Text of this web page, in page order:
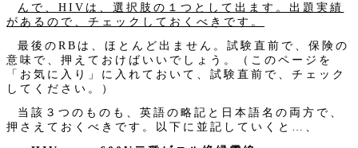
んで、HIVは、選択肢の１つとして出ます。出題実績
があるので、チェックしておくべきです。
最後のRBは、ほとんど出ません。試験直前で、保険の
意味で、押えておけばいいでしょう。（このページを
「お気に入り」に入れておいて、試験直前で、チェック
してください。）
当該３つのものも、英語の略記と日本語名の両方で、
押さえておくべきです。以下に並記していくと…、